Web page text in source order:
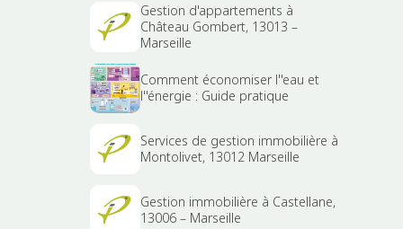
Gestion d'appartements à
Château Gombert, 13013 –
Marseille
Comment économiser l''eau et
l''énergie : Guide pratique
Services de gestion immobilière à
Montolivet, 13012 Marseille
Gestion immobilière à Castellane,
13006 – Marseille